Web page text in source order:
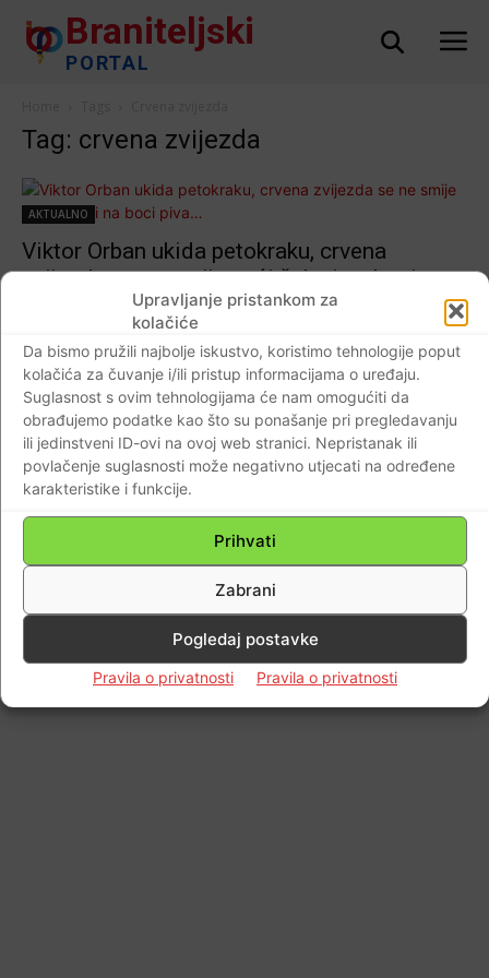
Upravljanje pristankom za
kolačiće
Da bismo pružili najbolje iskustvo, koristimo tehnologije poput
kolačića za čuvanje i/ili pristup informacijama o uređaju.
Suglasnost s ovim tehnologijama će nam omogućiti da
obrađujemo podatke kao što su ponašanje pri pregledavanju
ili jedinstveni ID-ovi na ovoj web stranici. Nepristanak ili
povlačenje suglasnosti može negativno utjecati na određene
karakteristike i funkcije.
Prihvati
Zabrani
Pogledaj postavke
Pravila o privatnosti Pravila o privatnosti
Braniteljski
PORTAL
Tag: crvena zvijezda
AKTUALNO
Viktor Orban ukida petokraku, crvena
zvijezda se ne smije naći čak ni na boci
Impressum Kontaktirajte nas Pravila o privatnosti
© Newspaper WordPress Theme by TagDiv